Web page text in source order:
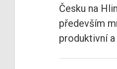
Česku na
především
produktivní